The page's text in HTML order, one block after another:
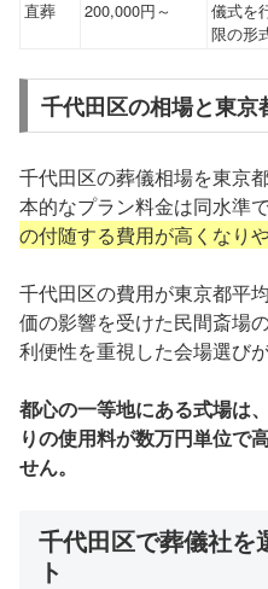
直葬
200,000円～
儀式を
限の形
千代田区の相場と東京
千代田区の葬儀相場を東京
本的なプラン料金は同水準
の付随する費用が高くなり
千代田区の費用が東京都平
価の影響を受けた民間斎場
利便性を重視した会場選び
都心の一等地にある式場は
りの使用料が数万円単位で
せん。
千代田区で葬儀社を
ト